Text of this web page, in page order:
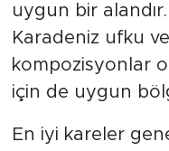
uygun bir
Karadeniz ufku
kompozisyonlar
için de uygun
En iyi kareler